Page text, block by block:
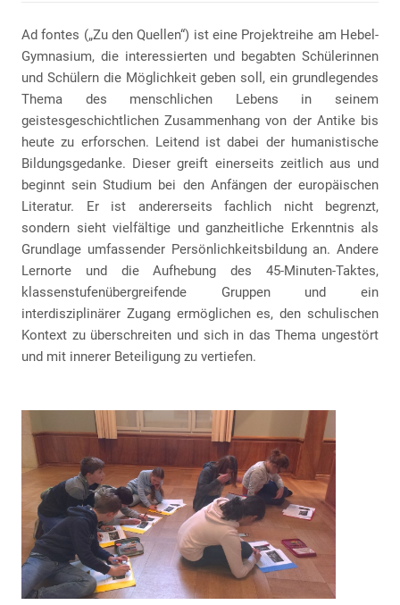
Ad fontes („Zu den Quellen“) ist eine Projektreihe am Hebel-
Gymnasium, die interessierten und begabten Schülerinnen
und Schülern die Möglichkeit geben soll, ein grundlegendes
Thema des menschlichen Lebens in seinem
geistesgeschichtlichen Zusammenhang von der Antike bis
heute zu erforschen. Leitend ist dabei der humanistische
Bildungsgedanke. Dieser greift einerseits zeitlich aus und
beginnt sein Studium bei den Anfängen der europäischen
Literatur. Er ist andererseits fachlich nicht begrenzt,
sondern sieht vielfältige und ganzheitliche Erkenntnis als
Grundlage umfassender Persönlichkeitsbildung an. Andere
Lernorte und die Aufhebung des 45-Minuten-Taktes,
klassenstufenübergreifende Gruppen und ein
interdisziplinärer Zugang ermöglichen es, den schulischen
Kontext zu überschreiten und sich in das Thema ungestört
und mit innerer Beteiligung zu vertiefen.